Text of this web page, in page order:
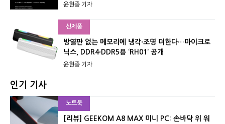
윤현종 기자
신제품
방열판 없는 메모리에 냉각·조명 더한다…마이크로
닉스, DDR4·DDR5용 ‘RH01’ 공개
윤현종 기자
인기 기사
노트북
[리뷰] GEEKOM A8 MAX 미니 PC: 손바닥 위 워